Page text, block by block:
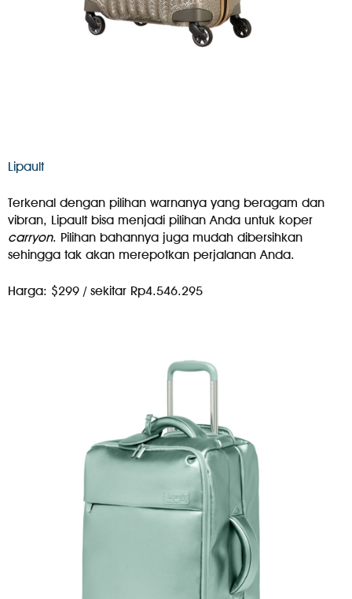
Lipault
Terkenal dengan pilihan warnanya yang beragam dan
vibran, Lipault bisa menjadi pilihan Anda untuk koper
carryon. Pilihan bahannya juga mudah dibersihkan
sehingga tak akan merepotkan perjalanan Anda.
Harga: $299 / sekitar Rp4.546.295